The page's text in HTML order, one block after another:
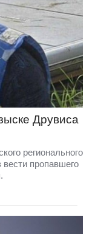
Друвиса
регионального
пропавшего